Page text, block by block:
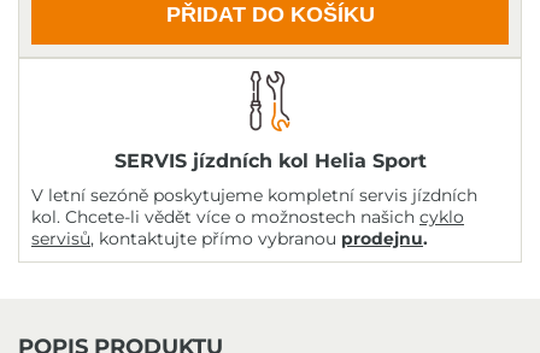
PŘIDAT DO KOŠÍKU
SERVIS jízdních kol Helia Sport
V letní sezóně poskytujeme kompletní servis jízdních
kol. Chcete-li vědět více o možnostech našich cyklo
servisů, kontaktujte přímo vybranou prodejnu.
POPIS PRODUKTU